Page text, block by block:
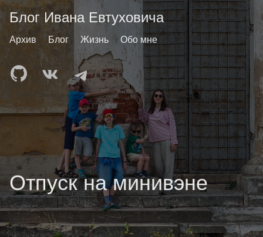
Блог Ивана Евтуховича
Архив Блог Жизнь Обо мне
Отпуск на минивэне